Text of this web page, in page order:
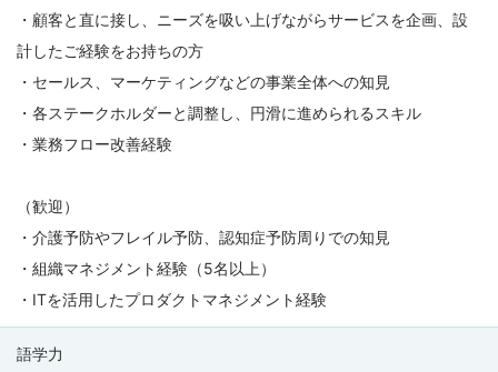
・顧客と直に接し、ニーズを吸い上げながらサービスを企画、設
計したご経験をお持ちの方
・セールス、マーケティングなどの事業全体への知見
・各ステークホルダーと調整し、円滑に進められるスキル
・業務フロー改善経験
（歓迎）
・介護予防やフレイル予防、認知症予防周りでの知見
・組織マネジメント経験（5名以上）
・ITを活用したプロダクトマネジメント経験
語学力